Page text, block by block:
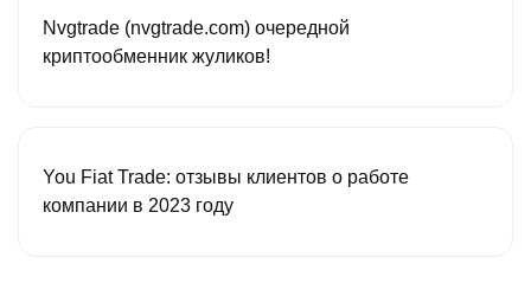
Nvgtrade (nvgtrade.com) очередной
криптообменник жуликов!
You Fiat Trade: отзывы клиентов о работе
компании в 2023 году